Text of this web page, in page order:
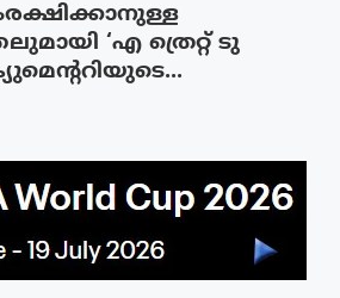
‘എ ത്രെറ്റ് ടു